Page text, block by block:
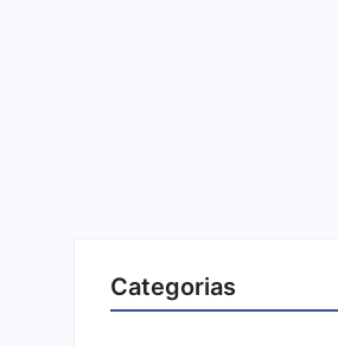
Categorias